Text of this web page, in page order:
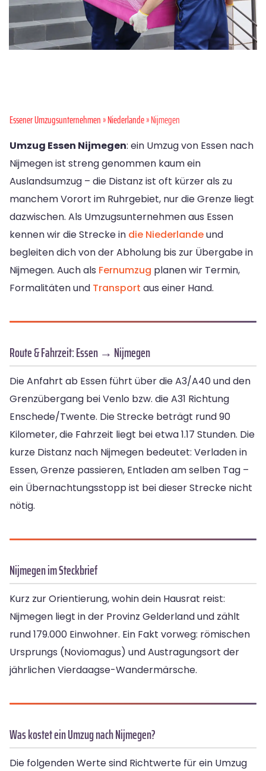
Essener Umzugsunternehmen»Niederlande» Nijmegen
Umzug Essen Nijmegen: ein Umzug von Essen nach
Nijmegen ist streng genommen kaum ein
Auslandsumzug – die Distanz ist oft kürzer als zu
manchem Vorort im Ruhrgebiet, nur die Grenze liegt
dazwischen. Als Umzugsunternehmen aus Essen
kennen wir die Strecke in die Niederlandeund
begleiten dich von der Abholung bis zur Übergabe in
Nijmegen. Auch als Fernumzug planen wir Termin,
Formalitäten und Transport aus einer Hand.
Route & Fahrzeit: Essen → Nijmegen
Die Anfahrt ab Essen führt über die A3/A40 und den
Grenzübergang bei Venlo bzw. die A31 Richtung
Enschede/Twente. Die Strecke beträgt rund 90
Kilometer, die Fahrzeit liegt bei etwa 1.17 Stunden. Die
kurze Distanz nach Nijmegen bedeutet: Verladen in
Essen, Grenze passieren, Entladen am selben Tag –
ein Übernachtungsstopp ist bei dieser Strecke nicht
nötig.
Nijmegen im Steckbrief
Kurz zur Orientierung, wohin dein Hausrat reist:
Nijmegen liegt in der Provinz Gelderland und zählt
rund 179.000 Einwohner. Ein Fakt vorweg: römischen
Ursprungs (Noviomagus) und Austragungsort der
jährlichen Vierdaagse-Wandermärsche.
Was kostet ein Umzug nach Nijmegen?
Die folgenden Werte sind Richtwerte für ein Umzug